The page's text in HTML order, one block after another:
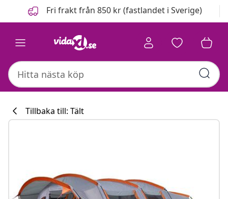
FöregåendeFri frakt från 850 kr (fastlandet i Sverige)
Tillbaka till: Tält